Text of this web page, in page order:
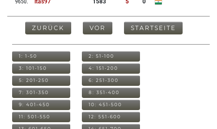
9650. Itas97 1583 5 0
ZURÜCK VOR STARTSEITE
1: 1-50 2: 51-100
3: 101-150 4: 151-200
5: 201-250 6: 251-300
7: 301-350 8: 351-400
9: 401-450 10: 451-500
11: 501-550 12: 551-600